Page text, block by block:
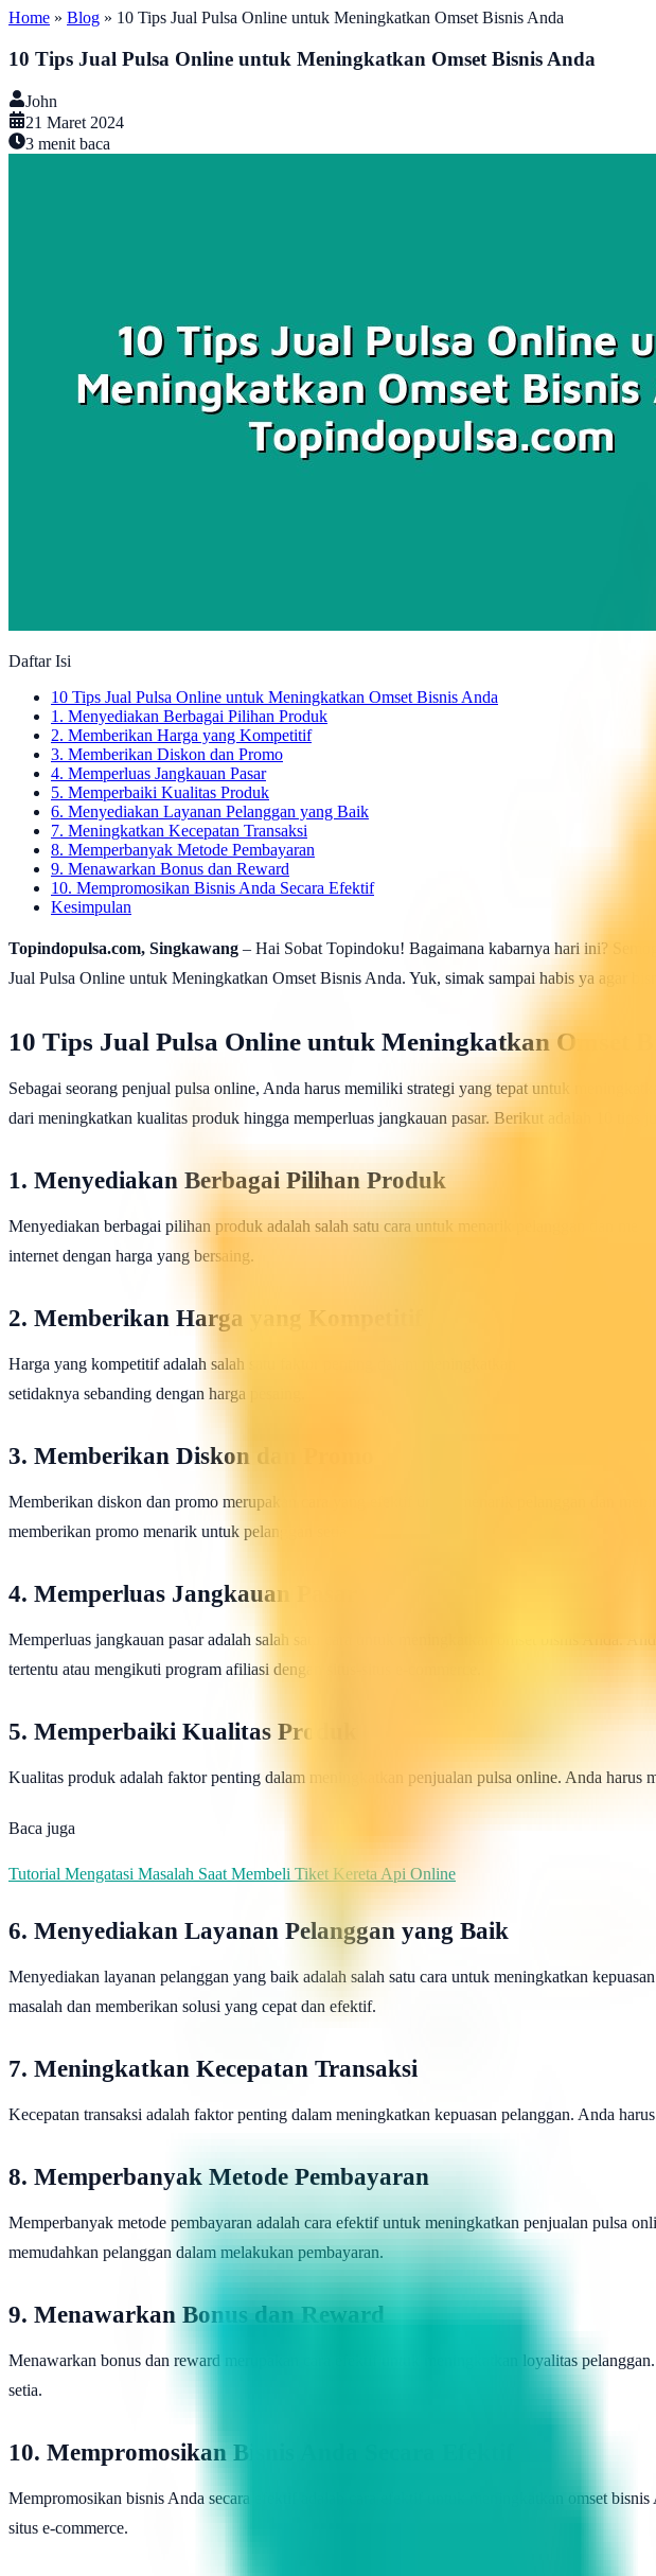
Home » Blog » 10 Tips Jual Pulsa Online untuk Meningkatkan Omset Bisnis Anda
10 Tips Jual Pulsa Online untuk Meningkatkan Omset Bisnis Anda
John
21 Maret 2024
3 menit baca
Daftar Isi
10 Tips Jual Pulsa Online untuk Meningkatkan Omset Bisnis Anda
1. Menyediakan Berbagai Pilihan Produk
2. Memberikan Harga yang Kompetitif
3. Memberikan Diskon dan Promo
4. Memperluas Jangkauan Pasar
5. Memperbaiki Kualitas Produk
6. Menyediakan Layanan Pelanggan yang Baik
7. Meningkatkan Kecepatan Transaksi
8. Memperbanyak Metode Pembayaran
9. Menawarkan Bonus dan Reward
10. Mempromosikan Bisnis Anda Secara Efektif
Kesimpulan
Topindopulsa.com, Singkawang – Hai Sobat Topindoku! Bagaimana kabarnya hari ini?
Jual Pulsa Online untuk Meningkatkan Omset Bisnis Anda. Yuk, simak sampai habis ya agar
10 Tips Jual Pulsa Online untuk Meningkatkan Omset
Sebagai seorang penjual pulsa online, Anda harus memiliki strategi yang tepat untuk
dari meningkatkan kualitas produk hingga memperluas jangkauan pasar. Berikut adalah 10 tips
1. Menyediakan Berbagai Pilihan Produk
Menyediakan berbagai pilihan produk adalah salah satu cara untuk menarik pelanggan dan
internet dengan harga yang bersaing.
2. Memberikan Harga yang Kompetitif
Harga yang kompetitif adalah salah satu faktor penting dalam meningkatkan penjualan pulsa
setidaknya sebanding dengan harga pesaing.
3. Memberikan Diskon dan Promo
Memberikan diskon dan promo merupakan cara yang efektif untuk menarik pelanggan dan
memberikan promo menarik untuk pelanggan setia.
4. Memperluas Jangkauan Pasar
Memperluas jangkauan pasar adalah salah satu cara untuk meningkatkan omset bisnis Anda.
tertentu atau mengikuti program afiliasi dengan situs-situs e-commerce.
5. Memperbaiki Kualitas Produk
Kualitas produk adalah faktor penting dalam meningkatkan penjualan pulsa online. Anda
Baca juga
Tutorial Mengatasi Masalah Saat Membeli Tiket Kereta Api Online
6. Menyediakan Layanan Pelanggan yang Baik
Menyediakan layanan pelanggan yang baik adalah salah satu cara untuk meningkatkan
masalah dan memberikan solusi yang cepat dan efektif.
7. Meningkatkan Kecepatan Transaksi
Kecepatan transaksi adalah faktor penting dalam meningkatkan kepuasan pelanggan. Anda
8. Memperbanyak Metode Pembayaran
Memperbanyak metode pembayaran adalah cara efektif untuk meningkatkan penjualan pulsa
memudahkan pelanggan dalam melakukan pembayaran.
9. Menawarkan Bonus dan Reward
Menawarkan bonus dan reward merupakan cara efektif untuk meningkatkan loyalitas
setia.
10. Mempromosikan Bisnis Anda Secara Efektif
Mempromosikan bisnis Anda secara efektif adalah cara efektif untuk meningkatkan omset
situs e-commerce.